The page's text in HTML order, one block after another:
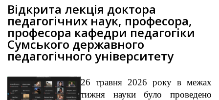
Відкрита лекція доктора
педагогічних наук, професора,
професора кафедри педагогіки
Сумського державного
педагогічного університету
26 травня 2026 року в межах
тижня науки було проведено